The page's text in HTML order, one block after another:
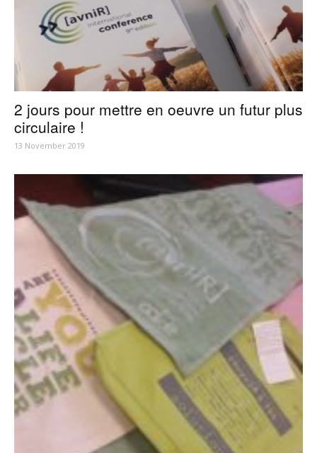
2 jours pour mettre en oeuvre un futur plus
circulaire !
13 November 2019